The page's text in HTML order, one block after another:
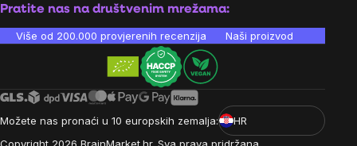
Pratite nas na društvenim mrežama:
Više od 200.000 provjerenih recenzija Naši proizvodi su
Možete nas pronaći u 10 europskih zemalja:
HR